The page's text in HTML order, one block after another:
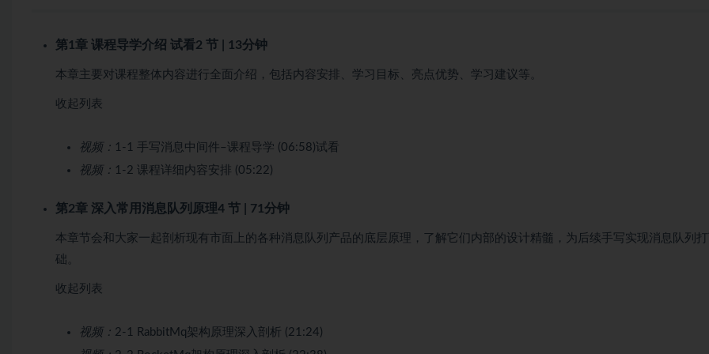
第1章 课程导学介绍 试看2 节 | 13分钟
本章主要对课程整体内容进行全面介绍，包括内容安排、学习目标、亮点优势、学习建议等。
收起列表
视频： 1-1 手写消息中间件–课程导学 (06:58)试看
视频： 1-2 课程详细内容安排 (05:22)
第2章 深入常用消息队列原理4 节 | 71分钟
本章节会和大家一起剖析现有市面上的各种消息队列产品的底层原理，了解它们内部的设计精髓，为后续手写实现消息队列
础。
收起列表
视频： 2-1 RabbitMq架构原理深入剖析 (21:24)